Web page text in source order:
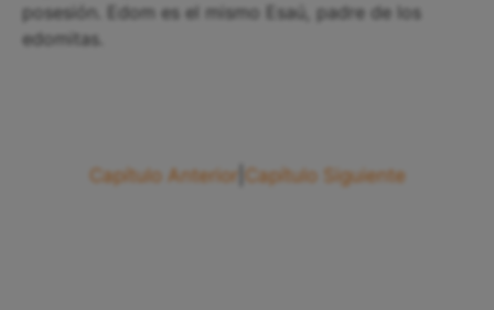
posesión. Edom es el mismo Esaú, padre de los
edomitas.
Capítulo Anterior Capítulo Siguiente